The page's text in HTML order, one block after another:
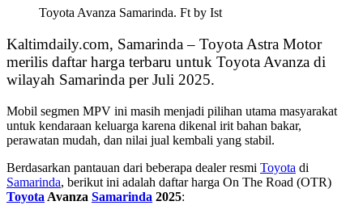
Toyota Avanza Samarinda. Ft by Ist
Kaltimdaily.com, Samarinda – Toyota Astra Motor
merilis daftar harga terbaru untuk Toyota Avanza di
wilayah Samarinda per Juli 2025.
Mobil segmen MPV ini masih menjadi pilihan utama masyarakat
untuk kendaraan keluarga karena dikenal irit bahan bakar,
perawatan mudah, dan nilai jual kembali yang stabil.
Berdasarkan pantauan dari beberapa dealer resmi Toyota di
Samarinda, berikut ini adalah daftar harga On The Road (OTR)
Toyota Avanza Samarinda 2025: